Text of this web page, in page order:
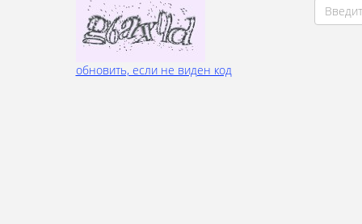
обновить, если не виден код